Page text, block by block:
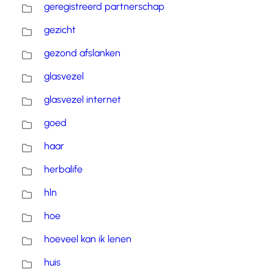
geregistreerd partnerschap
gezicht
gezond afslanken
glasvezel
glasvezel internet
goed
haar
herbalife
hln
hoe
hoeveel kan ik lenen
huis